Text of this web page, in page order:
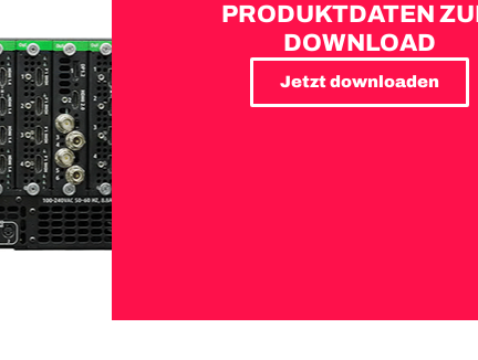
PRODUKTDATEN
DOWNLOAD
Jetzt downloaden